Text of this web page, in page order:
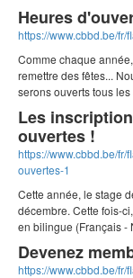
Heures
https://www.cbbd.be/
Comme chaque
remettre des fêtes...
serons ouverts tous
Les
ouvertes !
https://www.cbbd.be/
ouvertes-1
Cette année, le stage
décembre. Cette fois-
en bilingue (Français
Devenez
https://www.cbbd.be/